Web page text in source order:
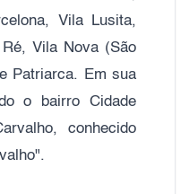
Vila Lusita,
Vila Nova (São
Patriarca. Em sua
o bairro Cidade
conhecido